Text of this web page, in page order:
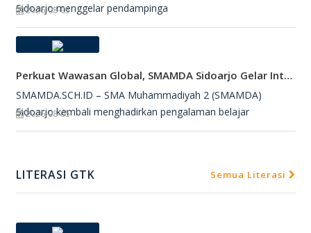
Sidoarjo menggelar pendampinga
2026-08-05
Perkuat Wawasan Global, SMAMDA Sidoarjo Gelar International Talk Show Bersama Mahasiswa Turki
SMAMDA.SCH.ID – SMA Muhammadiyah 2 (SMAMDA)
Sidoarjo kembali menghadirkan pengalaman belajar
2026-08-05
LITERASI GTK Semua Literasi